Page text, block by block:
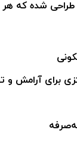
طراحی شده که
برای آرامش و